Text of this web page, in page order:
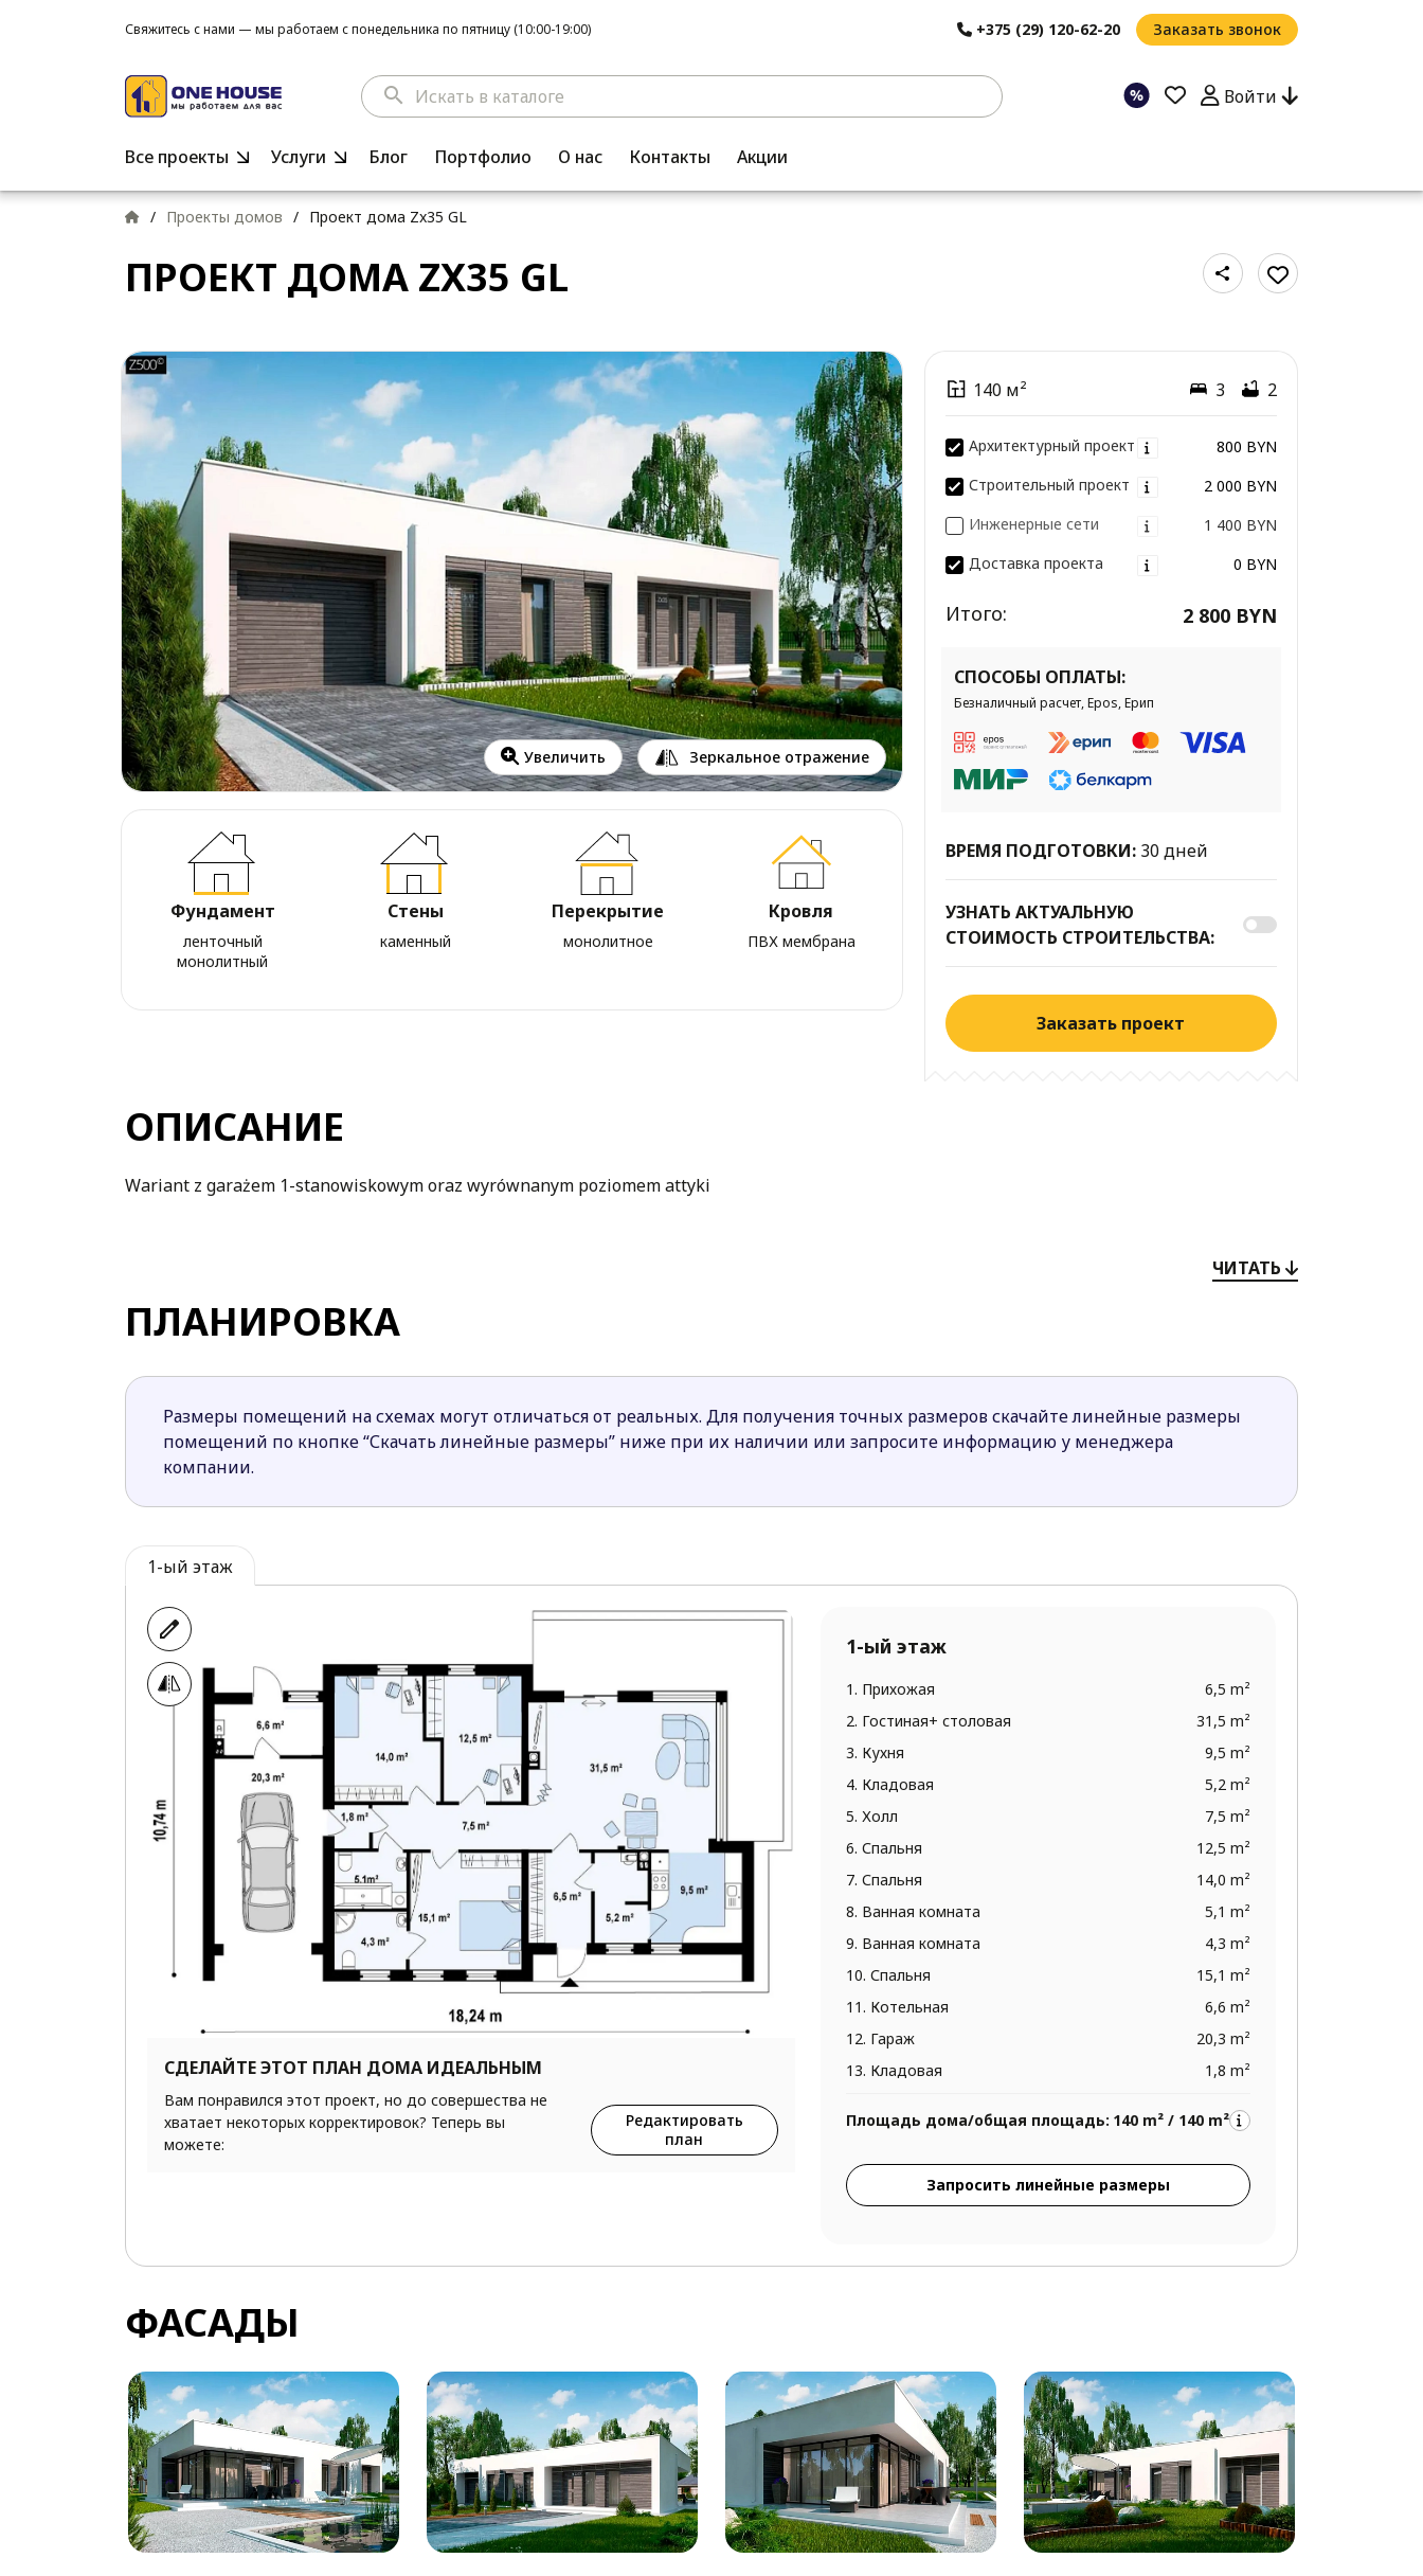
Свяжитесь с нами — мы работаем с понедельника по пятницу (10:00-19:00) +375 (29) 120-62-20 Заказать звонок
search Войти
Все проекты Услуги Блог Портфолио О нас Контакты Акции
/ Проекты домов / Проект дома Zx35 GL
ПРОЕКТ ДОМА ZX35 GL
Увеличить Зеркальное отражение
Фундамент
ленточный
монолитный
Стены
каменный
Перекрытие
монолитное
Кровля
ПВХ мембрана
140 м² 3 2
Архитектурный проект
800 BYN
Строительный проект
2 000 BYN
Инженерные сети
1 400 BYN
Доставка проекта
0 BYN
Итого: 2 800 BYN
СПОСОБЫ ОПЛАТЫ:
Безналичный расчет, Epos, Ерип
ВРЕМЯ ПОДГОТОВКИ: 30 дней
УЗНАТЬ АКТУАЛЬНУЮ
СТОИМОСТЬ СТРОИТЕЛЬСТВА:
Заказать проект
ОПИСАНИЕ
Wariant z garażem 1-stanowiskowym oraz wyrównanym poziomem attyki
ЧИТАТЬ
ПЛАНИРОВКА
Размеры помещений на схемах могут отличаться от реальных. Для получения точных размеров скачайте линейные размеры
помещений по кнопке “Скачать линейные размеры” ниже при их наличии или запросите информацию у менеджера
компании.
1-ый этаж
СДЕЛАЙТЕ ЭТОТ ПЛАН ДОМА ИДЕАЛЬНЫМ
Вам понравился этот проект, но до совершества не
хватает некоторых корректировок? Теперь вы
можете:
Редактировать
план
1-ый этаж
1. Прихожая
6,5 m²
2. Гостиная+ столовая
31,5 m²
3. Кухня
9,5 m²
4. Кладовая
5,2 m²
5. Холл
7,5 m²
6. Спальня
12,5 m²
7. Спальня
14,0 m²
8. Ванная комната
5,1 m²
9. Ванная комната
4,3 m²
10. Спальня
15,1 m²
11. Котельная
6,6 m²
12. Гараж
20,3 m²
13. Кладовая
1,8 m²
Площадь дома/общая площадь: 140 m² / 140 m²
Запросить линейные размеры
ФАСАДЫ